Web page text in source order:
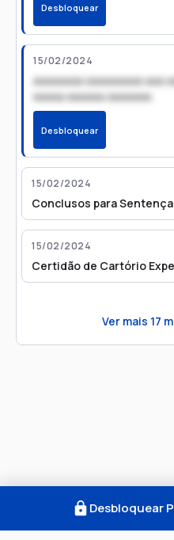
Desbloquear
15/02/2024
xxxxxxxx xxxxxxxxx xxx
xxxxx xxxxxx xxxxxxx
Desbloquear
15/02/2024
Conclusos para Sentença
15/02/2024
Certidão de Cartório
Ver mais 17
Desbloquear